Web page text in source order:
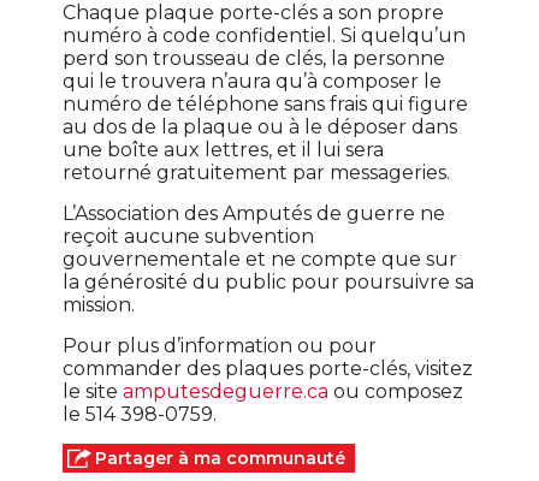
Chaque plaque porte-clés a son propre
numéro à code confidentiel. Si quelqu’un
perd son trousseau de clés, la personne
qui le trouvera n’aura qu’à composer le
numéro de téléphone sans frais qui figure
au dos de la plaque ou à le déposer dans
une boîte aux lettres, et il lui sera
retourné gratuitement par messageries.
L’Association des Amputés de guerre ne
reçoit aucune subvention
gouvernementale et ne compte que sur
la générosité du public pour poursuivre sa
mission.
Pour plus d’information ou pour
commander des plaques porte-clés, visitez
le siteamputesdeguerre.ca ou composez
le 514 398-0759.
Partager à ma communauté